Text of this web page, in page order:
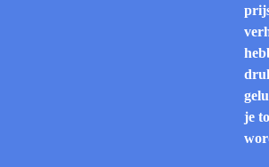
je